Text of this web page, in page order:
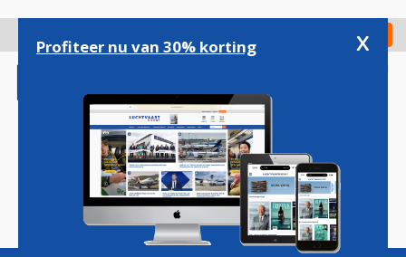
gaan
Check in
Magazine Podcasts Vacatures
Profiteer nu van 30% korting x